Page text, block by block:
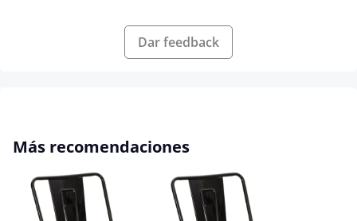
Dar feedback
Omitir la galería de productos
Más recomendaciones